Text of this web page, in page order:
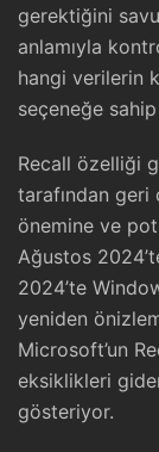
gerektiğini
anlamıyla
hangi verilerin
seçeneğe
Recall özelliği
tarafından
önemine ve
Ağustos
2024’te
yeniden
Microsoft’un
eksiklikleri
gösteriyor.